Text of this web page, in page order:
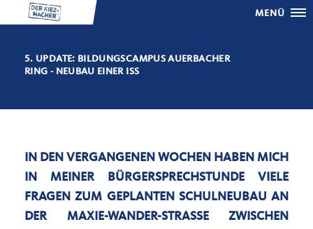
MENÜ
5. UPDATE: BILDUNGSCAMPUS AUERBACHER
RING - NEUBAU EINER ISS
IN DEN VERGANGENEN WOCHEN HABEN MICH
IN MEINER BÜRGERSPRECHSTUNDE VIELE
FRAGEN ZUM GEPLANTEN SCHULNEUBAU AN
DER MAXIE-WANDER-STRASSE ZWISCHEN A